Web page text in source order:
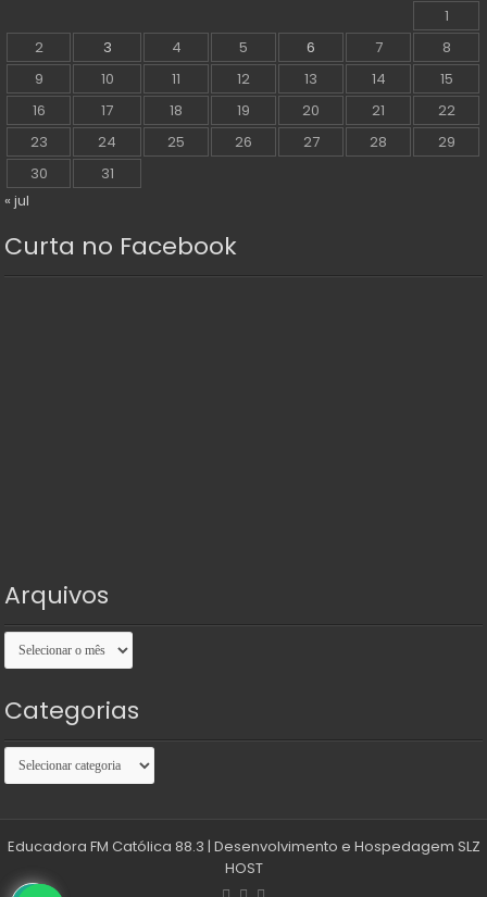
1
2
3 4 5 6 7
8
9
10 11 12 13 14
15
16
17 18 19 20 21
22
23
24 25 26 27 28
29
30
31
« jul
Curta no Facebook
Arquivos
Arquivos
Categorias
Categorias
Educadora FM Católica 88.3 | Desenvolvimento e Hospedagem SLZ
HOST